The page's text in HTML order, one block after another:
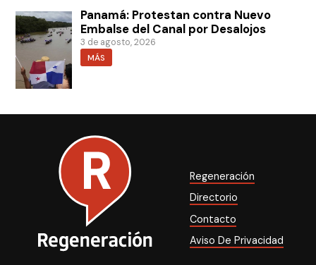
Panamá: Protestan contra Nuevo
Embalse del Canal por Desalojos
3 de agosto, 2026
MÁS
Regeneración
Directorio
Contacto
Aviso De Privacidad